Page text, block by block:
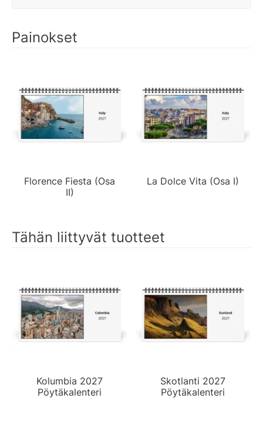
Painokset
Florence Fiesta (Osa
II)
La Dolce Vita (Osa I)
Tähän liittyvät tuotteet
Kolumbia 2027
Pöytäkalenteri
Skotlanti 2027
Pöytäkalenteri